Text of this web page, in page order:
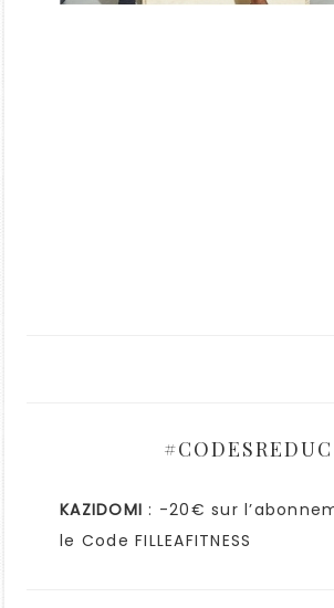
#CODESREDUC
KAZIDOMI : -20€ sur
le Code FILLEAFITNESS